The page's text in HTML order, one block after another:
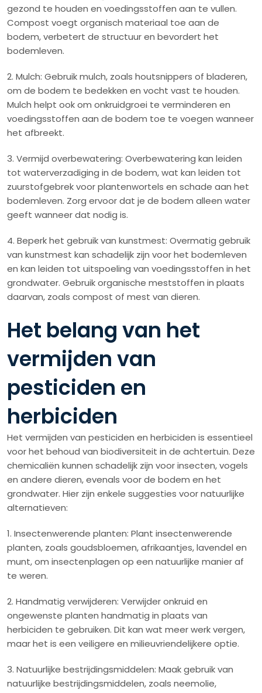
gezond te houden en voedingsstoffen aan te vullen.
Compost voegt organisch materiaal toe aan de
bodem, verbetert de structuur en bevordert het
bodemleven.
2. Mulch: Gebruik mulch, zoals houtsnippers of bladeren,
om de bodem te bedekken en vocht vast te houden.
Mulch helpt ook om onkruidgroei te verminderen en
voedingsstoffen aan de bodem toe te voegen wanneer
het afbreekt.
3. Vermijd overbewatering: Overbewatering kan leiden
tot waterverzadiging in de bodem, wat kan leiden tot
zuurstofgebrek voor plantenwortels en schade aan het
bodemleven. Zorg ervoor dat je de bodem alleen water
geeft wanneer dat nodig is.
4. Beperk het gebruik van kunstmest: Overmatig gebruik
van kunstmest kan schadelijk zijn voor het bodemleven
en kan leiden tot uitspoeling van voedingsstoffen in het
grondwater. Gebruik organische meststoffen in plaats
daarvan, zoals compost of mest van dieren.
Het belang van het
vermijden van
pesticiden en
herbiciden
Het vermijden van pesticiden en herbiciden is essentieel
voor het behoud van biodiversiteit in de achtertuin. Deze
chemicaliën kunnen schadelijk zijn voor insecten, vogels
en andere dieren, evenals voor de bodem en het
grondwater. Hier zijn enkele suggesties voor natuurlijke
alternatieven:
1. Insectenwerende planten: Plant insectenwerende
planten, zoals goudsbloemen, afrikaantjes, lavendel en
munt, om insectenplagen op een natuurlijke manier af
te weren.
2. Handmatig verwijderen: Verwijder onkruid en
ongewenste planten handmatig in plaats van
herbiciden te gebruiken. Dit kan wat meer werk vergen,
maar het is een veiligere en milieuvriendelijkere optie.
3. Natuurlijke bestrijdingsmiddelen: Maak gebruik van
natuurlijke bestrijdingsmiddelen, zoals neemolie,